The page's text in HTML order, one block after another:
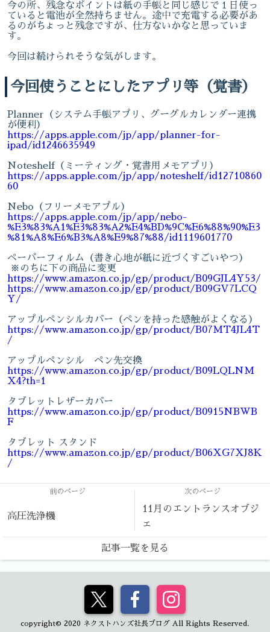
今の所、残念なポイントは紙の手帳と同じ感じで１日使っ
ていると電池が全然持ちません。途中で充電する必要があ
るのがちょっと残念ですが、仕方ないかなと思っていま
す。
今回は続けられそうな気がします。
今回使うことにしたアプリ等（覚書）
Planner（システム手帳アプリ、グーグルカレンダー連携
が便利）
https://apps.apple.com/jp/app/planner-for-
ipad/id1246635949
Noteshelf（ミーティング・覚書用メモアプリ）
https://apps.apple.com/jp/app/noteshelf/id12710860
60
Nebo（フリーメモアプル）
https://apps.apple.com/jp/app/nebo-
%E3%83%A1%E3%83%A2%E4%BD%9C%E6%88%90%E3
%81%A8%E6%B3%A8%E9%87%88/id1119601770
ペーパーフィルム（書き心地が紙に近づくすごいやつ）
※のちに下の商品に変更
https://www.amazon.co.jp/gp/product/B09GJL4Y53/
https://www.amazon.co.jp/gp/product/B09GV7LCQ
Y/
アップルペンシルカバー（ペンを持った感触がよくなる）
https://www.amazon.co.jp/gp/product/B07MT4JL4T
/
アップルペンシル ペン先交換
https://www.amazon.co.jp/gp/product/B09LQLNM
X4?th=1
タブレットレザーカバー
https://www.amazon.co.jp/gp/product/B0915NBWB
F
タブレット スタンド
https://www.amazon.co.jp/gp/product/B06XG7XJ8K
/
前のページ
高圧洗浄機
次のページ
11月のエントランスオブジ
ェ
記事一覧を見る
copyright© 2020 ネクストハンズ社長ブログ All Rights Reserved.